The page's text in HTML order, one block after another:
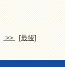
>> [最後]